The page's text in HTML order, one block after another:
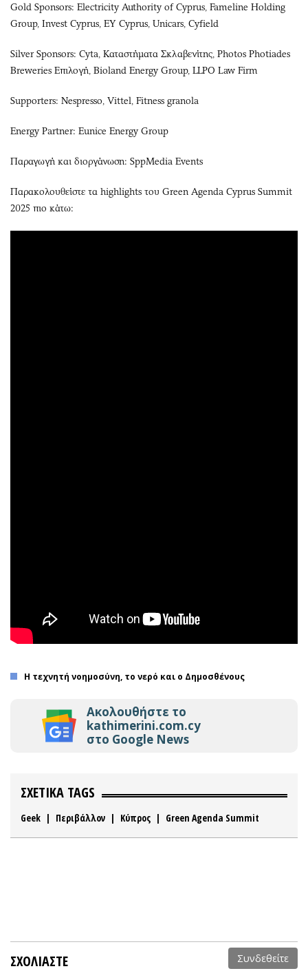
Gold Sponsors: Electricity Authority of Cyprus, Fameline Holding
Group, Invest Cyprus, EY Cyprus, Unicars, Cyfield
Silver Sponsors: Cyta, Καταστήματα Σκλαβενίτης, Photos Photiades
Breweries Επιλογή, Bioland Energy Group, LLPO Law Firm
Supporters: Nespresso, Vittel, Fitness granola
Energy Partner: Eunice Energy Group
Παραγωγή και διοργάνωση: SppMedia Events
Παρακολουθείστε τα highlights του Green Agenda Cyprus Summit
2025 πιο κάτω:
Η τεχνητή νοημοσύνη, το νερό και ο Δημοσθένους
Ακολουθήστε το
kathimerini.com.cy
στο Google News
ΣΧΕΤΙΚΑ TAGS
Geek | Περιβάλλον | Κύπρος | Green Agenda Summit
ΣΧΟΛΙΑΣΤΕ Συνδεθείτε